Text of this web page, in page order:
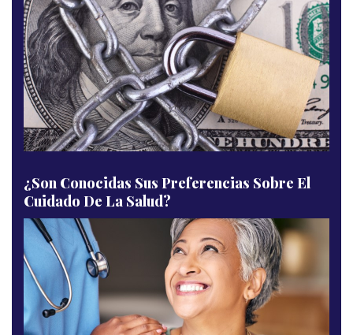
¿Son Conocidas Sus Preferencias Sobre El
Cuidado De La Salud?